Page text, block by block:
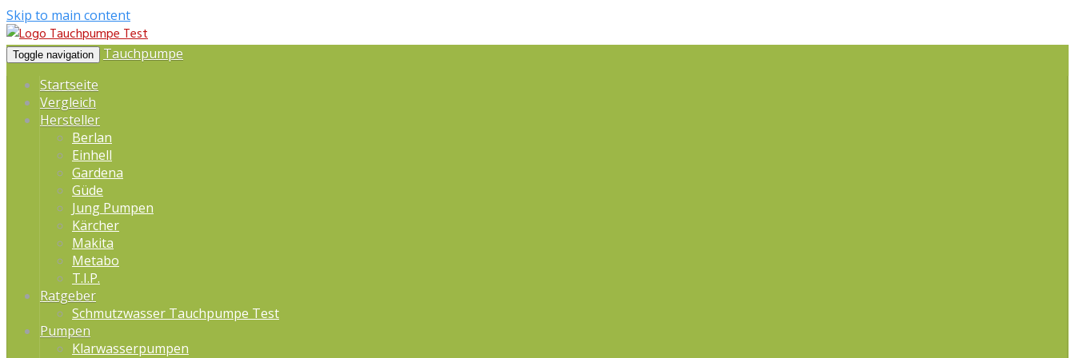
Skip to main content
Toggle navigation
Tauchpumpe
Startseite
Vergleich
Hersteller
Berlan
Einhell
Gardena
Güde
Jung Pumpen
Kärcher
Makita
Metabo
T.I.P.
Ratgeber
Schmutzwasser Tauchpumpe Test
Pumpen
Klarwasserpumpen